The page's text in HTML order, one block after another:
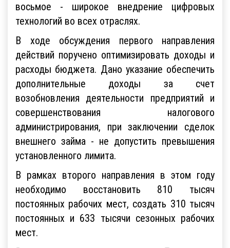
восьмое - широкое внедрение цифровых
технологий во всех отраслях.
В ходе обсуждения первого направления
действий поручено оптимизировать доходы и
расходы бюджета. Дано указание обеспечить
дополнительные доходы за счет
возобновления деятельности предприятий и
совершенствования налогового
администрирования, при заключении сделок
внешнего займа - не допустить превышения
установленного лимита.
В рамках второго направления в этом году
необходимо восстановить 810 тысяч
постоянных рабочих мест, создать 310 тысяч
постоянных и 633 тысячи сезонных рабочих
мест.